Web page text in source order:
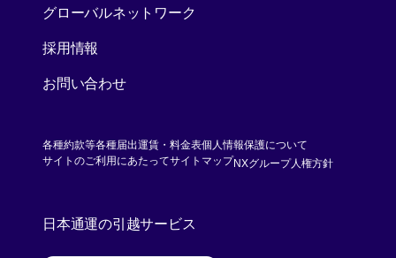
グローバルネットワーク
採用情報
お問い合わせ
各種約款等各種届出運賃・料金表個人情報保護について
サイトのご利用にあたってサイトマップNXグループ人権方針
日本通運の引越サービス